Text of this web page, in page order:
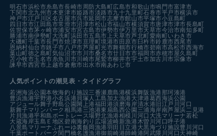
明石市浜松市糸島市長崎市周防大島町広島市和歌山市鳴門市富津市
下関市北九州市木更津市姫路市淡路市九十九里町石巻市平戸市横浜市
神戸市江戸川区 名古屋市呉市延岡市志摩市館山市平塚市小豆島町
四日市市江田島市常滑市沼津市松山市福山市横須賀市唐津市津市長島町
佐世保市茅ヶ崎市浦安市宮古島市伊勢市伊万里市天草市今治市南知多町
勝浦市南伊勢町大洗町浜田市五島市 上天草市芦北町愛南町いわき市
大磯町千葉市長門市焼津市亘理町境港市 田原市 臼杵市鈴鹿市西尾市
恩納村仙台市銚子市八戸市芦屋町光市舞鶴市行橋市碧南市高松市西海市
葉山町徳之島町気仙沼市市川市桑名市廿日市市福岡市赤穂市屋久島町
苫小牧市玉名市糸魚川市川崎市尾鷲市柳井市宇土市加古川市宗像市
諫早市西宮市 上越市倉敷市出水市南あわじ市
人気ポイントの潮見表・タイドグラフ
若洲海浜公園本牧海釣り施設三番瀬 鹿島港横浜舞阪漁港 那珂湊港
豊浜漁港宇野港小名浜港 貝塚人工島 加太漁港 大津港葛西海浜公園
アジュール舞子野島公園 閖上港福田港須磨海岸清水港 旧江戸川河口
新舞子マリンパーク 相馬港 三池港東扇島西公園 三浦海岸南芦屋浜二見港
片貝漁港平和島ボートレース場野北漁港相模川河口 大洗マリーナ若松
大蔵海岸玉島Ｅ地区 碧南海釣り広場波崎新漁港木曽川河口 呼子港
八景島マリーナふれーゆ裏飯岡漁港羽田 日立港 大黒海づり施設豊川河口
千葉ポートパーク 関門橋名護漁港御前崎港師崎港 阿武隈川河口 天神崎